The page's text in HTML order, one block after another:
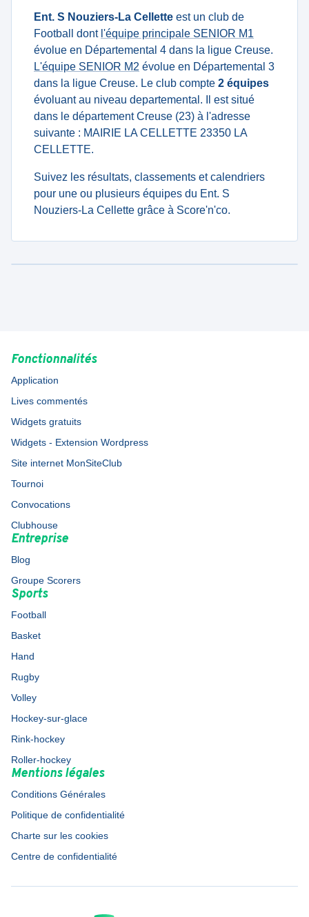
Ent. S Nouziers-La Cellette est un club de
Football dont l'équipe principale SENIOR M1
évolue en Départemental 4 dans la ligue Creuse.
L'équipe SENIOR M2 évolue en Départemental 3
dans la ligue Creuse. Le club compte 2 équipes
évoluant au niveau departemental. Il est situé
dans le département Creuse (23) à l'adresse
suivante : MAIRIE LA CELLETTE 23350 LA
CELLETTE.
Suivez les résultats, classements et calendriers
pour une ou plusieurs équipes du Ent. S
Nouziers-La Cellette grâce à Score'n'co.
Fonctionnalités
Application
Lives commentés
Widgets gratuits
Widgets - Extension Wordpress
Site internet MonSiteClub
Tournoi
Convocations
Clubhouse
Entreprise
Blog
Groupe Scorers
Sports
Football
Basket
Hand
Rugby
Volley
Hockey-sur-glace
Rink-hockey
Roller-hockey
Mentions légales
Conditions Générales
Politique de confidentialité
Charte sur les cookies
Centre de confidentialité